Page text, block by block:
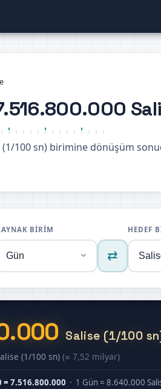
100 sn) birimine dönüşüm
BIRIM
⇄
HEDEF
Salise (1/100
(1/100 sn) (≈ 7,52 milyar)
= 7.516.800.000 · 1 Gün = 8.640.000